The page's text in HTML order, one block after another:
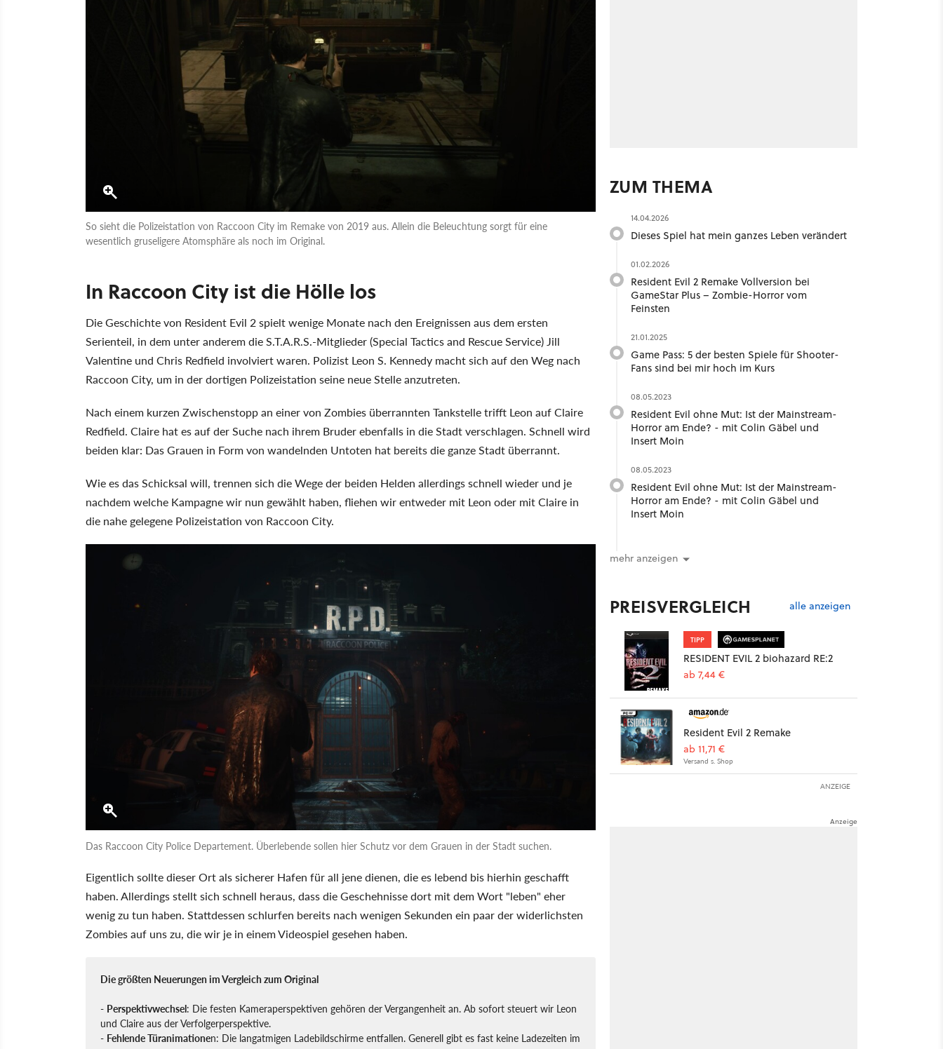
So sieht die Polizeistation von Raccoon City im Remake von 2019 aus. Allein die Beleuchtung sorgt für eine
wesentlich gruseligere Atomsphäre als noch im Original.
In Raccoon City ist die Hölle los
Die Geschichte von Resident Evil 2 spielt wenige Monate nach den Ereignissen aus dem ersten
Serienteil, in dem unter anderem die S.T.A.R.S.-Mitglieder (Special Tactics and Rescue Service) Jill
Valentine und Chris Redfield involviert waren. Polizist Leon S. Kennedy macht sich auf den Weg nach
Raccoon City, um in der dortigen Polizeistation seine neue Stelle anzutreten.
Nach einem kurzen Zwischenstopp an einer von Zombies überrannten Tankstelle trifft Leon auf Claire
Redfield. Claire hat es auf der Suche nach ihrem Bruder ebenfalls in die Stadt verschlagen. Schnell wird
beiden klar: Das Grauen in Form von wandelnden Untoten hat bereits die ganze Stadt überrannt.
Wie es das Schicksal will, trennen sich die Wege der beiden Helden allerdings schnell wieder und je
nachdem welche Kampagne wir nun gewählt haben, fliehen wir entweder mit Leon oder mit Claire in
die nahe gelegene Polizeistation von Raccoon City.
Das Raccoon City Police Departement. Überlebende sollen hier Schutz vor dem Grauen in der Stadt suchen.
Eigentlich sollte dieser Ort als sicherer Hafen für all jene dienen, die es lebend bis hierhin geschafft
haben. Allerdings stellt sich schnell heraus, dass die Geschehnisse dort mit dem Wort "leben" eher
wenig zu tun haben. Stattdessen schlurfen bereits nach wenigen Sekunden ein paar der widerlichsten
Zombies auf uns zu, die wir je in einem Videospiel gesehen haben.
Die größten Neuerungen im Vergleich zum Original
- Perspektivwechsel: Die festen Kameraperspektiven gehören der Vergangenheit an. Ab sofort steuert wir Leon
und Claire aus der Verfolgerperspektive.
- Fehlende Türanimationen: Die langatmigen Ladebildschirme entfallen. Generell gibt es fast keine Ladezeiten im
ZUM THEMA
14.04.2026
Dieses Spiel hat mein ganzes Leben verändert
01.02.2026
Resident Evil 2 Remake Vollversion bei
GameStar Plus – Zombie-Horror vom
Feinsten
21.01.2025
Game Pass: 5 der besten Spiele für Shooter-
Fans sind bei mir hoch im Kurs
08.05.2023
Resident Evil ohne Mut: Ist der Mainstream-
Horror am Ende? - mit Colin Gäbel und
Insert Moin
08.05.2023
Resident Evil ohne Mut: Ist der Mainstream-
Horror am Ende? - mit Colin Gäbel und
Insert Moin
mehr anzeigen
PREISVERGLEICH alle anzeigen
TIPP
RESIDENT EVIL 2 biohazard RE:2
ab 7,44 €
Resident Evil 2 Remake
ab 11,71 €
Versand s. Shop
ANZEIGE